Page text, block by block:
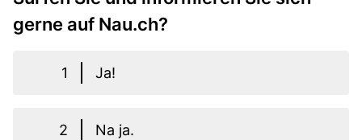
gerne auf Nau.ch?
1 Ja!
2
Na ja.